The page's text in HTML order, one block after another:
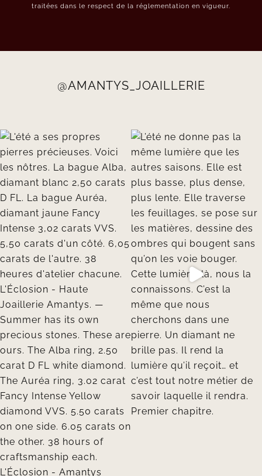
traitées dans le respect de la réglementation en vigueur.
@AMANTYS_JOAILLERIE